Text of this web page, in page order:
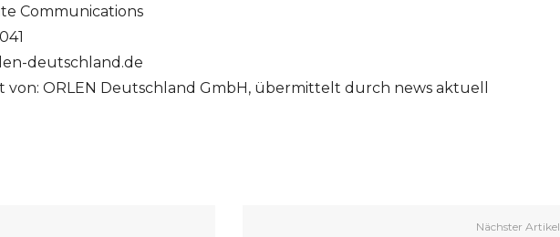
Communications
deutschland.de
von: ORLEN Deutschland GmbH, übermittelt durch news aktuell
Nächster Artikel